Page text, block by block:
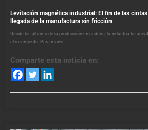
Levitación magnética industrial: El fin de las
llegada de la manufactura sin fricción
Desde los albores de la producción en cadena, la industria ha
el rozamiento. Para mover
Comparte esta noticia en: